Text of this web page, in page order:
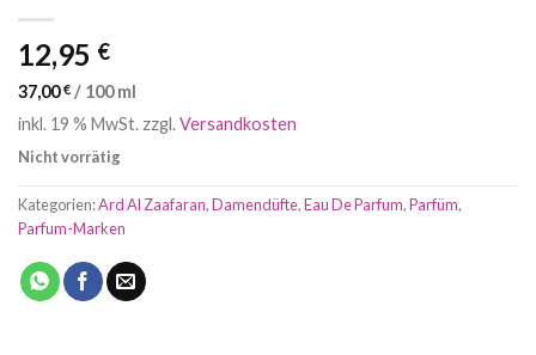
12,95 €
37,00€ / 100 ml
inkl. 19 % MwSt. zzgl.Versandkosten
Nicht vorrätig
Kategorien:Ard Al Zaafaran,Damendüfte,Eau De Parfum,Parfüm,
Parfum-Marken